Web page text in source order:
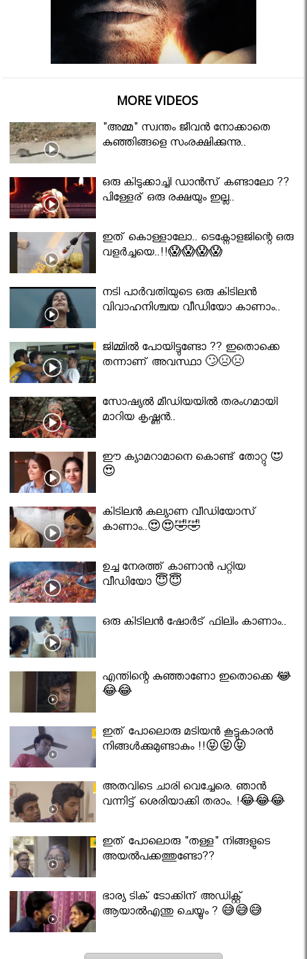
MORE VIDEOS
"അമ്മ" സ്വന്തം ജീവൻ നോക്കാതെ
കുഞ്ഞിങ്ങളെ സംരക്ഷിക്കുന്നു..
ഒരു കിടുക്കാച്ചി ഡാൻസ് കണ്ടാലോ ??
പിള്ളേര് ഒരു രക്ഷയും ഇല്ല..
ഇത് കൊള്ളാലോ.. ടെക്നോളജിന്റെ ഒരു
വളർച്ചയെ..!!😱😱😱😱
നടി പാർവതിയുടെ ഒരു കിടിലൻ
വിവാഹനിശ്ചയ വീഡിയോ കാണാം..
ജിമ്മിൽ പോയിട്ടുണ്ടോ ?? ഇതൊക്കെ
തന്നാണ് അവസ്ഥാ 🙄😣😣
സോഷ്യൽ മീഡിയയിൽ തരംഗമായി
മാറിയ കൃഷ്ണൻ..
ഈ ക്യാമറാമാനെ കൊണ്ട് തോറ്റു 😍
😍
കിടിലൻ കല്യാണ വീഡിയോസ്
കാണാം..😍😍🤣🤣
ഉച്ച നേരത്ത് കാണാൻ പറ്റിയ
വീഡിയോ 😇😇
ഒരു കിടിലൻ ഷോർട് ഫിലിം കാണാം..
എന്തിന്റെ കുഞ്ഞാണോ ഇതൊക്കെ 😂
😂😂
ഇത് പോലൊരു മടിയൻ കൂട്ടുകാരൻ
നിങ്ങൾക്കുമുണ്ടാകും !!😝😝😝
അതവിടെ ചാരി വെച്ചേരെ. ഞാൻ
വന്നിട്ട് ശെരിയാക്കി തരാം. !😂😂😂
ഇത് പോലൊരു "തള്ള" നിങ്ങളുടെ
അയല്‍പക്കത്തുണ്ടോ??
ഭാര്യ ടിക് ടോക്കിന് അഡിക്റ്റ്
ആയാൽഎന്തു ചെയ്യും ? 😅😅😅